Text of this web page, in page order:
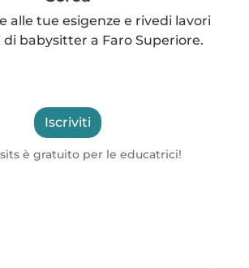
alle tue esigenze e rivedi lavori
babysitter a Faro Superiore.
Iscriviti
è gratuito per le educatrici!